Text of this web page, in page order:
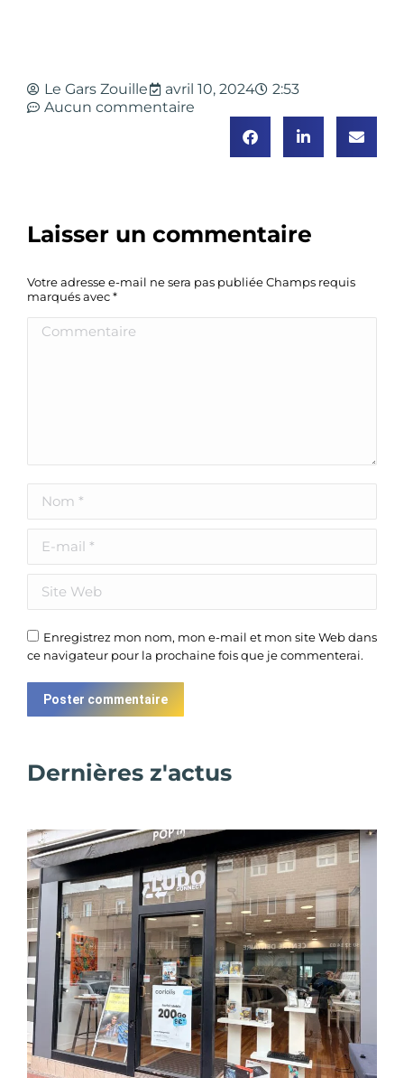
Le Gars Zouille avril 10, 2024
2:53
Aucun commentaire
Laisser un commentaire
Votre adresse e-mail ne sera pas publiée Champs requis
marqués avec*
Commentaire
Enregistrez mon nom, mon e-mail et mon site Web dans
ce navigateur pour la prochaine fois que je commenterai.
Poster commentaire
Dernières z'actus